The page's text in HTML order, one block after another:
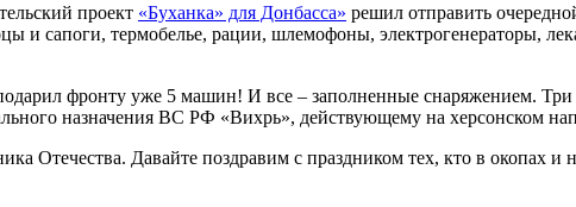
проект «Буханка» для Донбасса» решил отправить
сапоги, термобелье, рации, шлемофоны, электрогенераторы,
фронту уже 5 машин! И все – заполненные снаряжением.
назначения ВС РФ «Вихрь», действующему на херсонском
Отечества. Давайте поздравим с праздником тех, кто в окопах